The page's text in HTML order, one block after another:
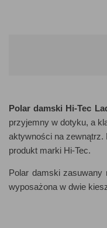
Polar damski Hi-Tec
przyjemny w dotyku, a
aktywności na zewnątrz.
produkt marki Hi-Tec.
Polar damski zasuwany
wyposażona w dwie